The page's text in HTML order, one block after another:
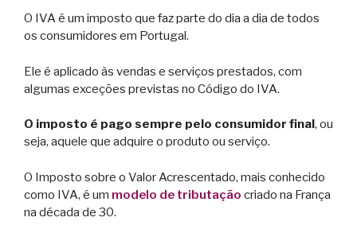
O IVA é um imposto que faz parte do dia a dia de todos
os consumidores em Portugal.
Ele é aplicado às vendas e serviços prestados, com
algumas exceções previstas no Código do IVA.
O imposto é pago sempre pelo consumidor final, ou
seja, aquele que adquire o produto ou serviço.
O Imposto sobre o Valor Acrescentado, mais conhecido
como IVA, é um modelo de tributação criado na França
na década de 30.